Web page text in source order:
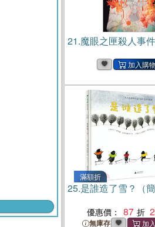
21.魔眼之匣殺人事
滿額折
25.是誰造了雪？（簡
優惠價： 87
無庫存